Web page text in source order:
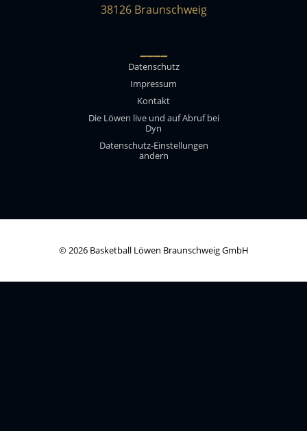
38126 Braunschweig
____
Datenschutz
Impressum
Kontakt
Die Löwen live und auf Abruf bei
Dyn
Datenschutz-Einstellungen
ändern
© 2026 Basketball Löwen Braunschweig GmbH